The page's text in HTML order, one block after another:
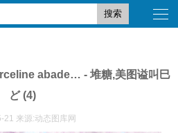
搜索
abade… - 堆糖,美图谥叫巳
ど (4)
21 来源:动态图库网